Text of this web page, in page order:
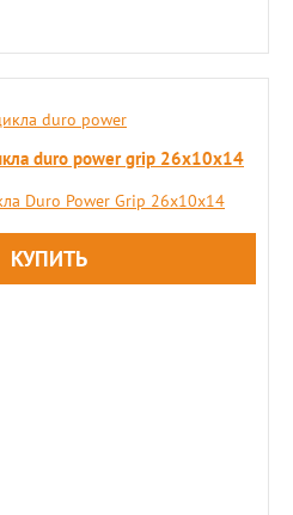
duro power grip 26x10x14
Duro Power Grip 26x10x14